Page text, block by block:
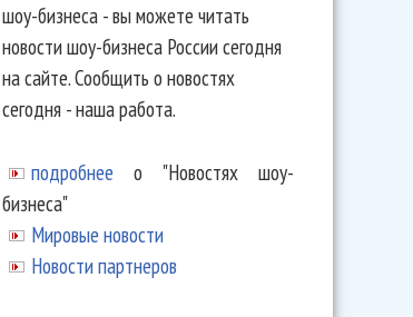
шоу-бизнеса - вы можете читать
новости шоу-бизнеса России сегодня
на сайте. Сообщить о новостях
сегодня - наша работа.
подробнее о "Новостях шоу-
бизнеса"
Мировые новости
Новости партнеров